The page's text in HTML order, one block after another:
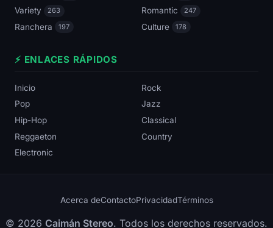
Variety 263 Romantic 247
Ranchera 197 Culture 178
⚡ ENLACES RÁPIDOS
Inicio
Rock
Pop
Jazz
Hip-Hop
Classical
Reggaeton
Country
Electronic
Acerca deContactoPrivacidadTérminos
© 2026 Caimán Stereo. Todos los derechos reservados.